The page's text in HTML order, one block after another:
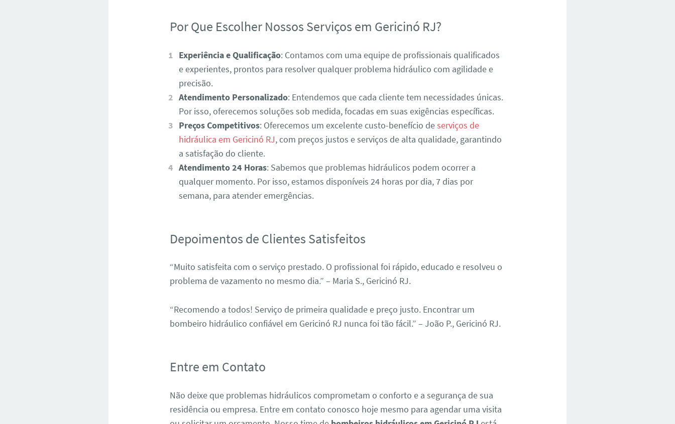
Por Que Escolher Nossos Serviços em Gericinó RJ?
Experiência e Qualificação: Contamos com uma equipe de profissionais qualificados
e experientes, prontos para resolver qualquer problema hidráulico com agilidade e
precisão.
Atendimento Personalizado: Entendemos que cada cliente tem necessidades únicas.
Por isso, oferecemos soluções sob medida, focadas em suas exigências específicas.
Preços Competitivos: Oferecemos um excelente custo-benefício deserviços de
hidráulica em Gericinó RJ, com preços justos e serviços de alta qualidade, garantindo
a satisfação do cliente.
Atendimento 24 Horas: Sabemos que problemas hidráulicos podem ocorrer a
qualquer momento. Por isso, estamos disponíveis 24 horas por dia, 7 dias por
semana, para atender emergências.
Depoimentos de Clientes Satisfeitos
“Muito satisfeita com o serviço prestado. O profissional foi rápido, educado e resolveu o
problema de vazamento no mesmo dia.” – Maria S., Gericinó RJ.
“Recomendo a todos! Serviço de primeira qualidade e preço justo. Encontrar um
bombeiro hidráulico confiável em Gericinó RJ nunca foi tão fácil.” – João P., Gericinó RJ.
Entre em Contato
Não deixe que problemas hidráulicos comprometam o conforto e a segurança de sua
residência ou empresa. Entre em contato conosco hoje mesmo para agendar uma visita